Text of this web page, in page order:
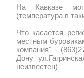
На Кавказе
(температура в
Что касается
местным
компания" -
Дону
неизвестен)